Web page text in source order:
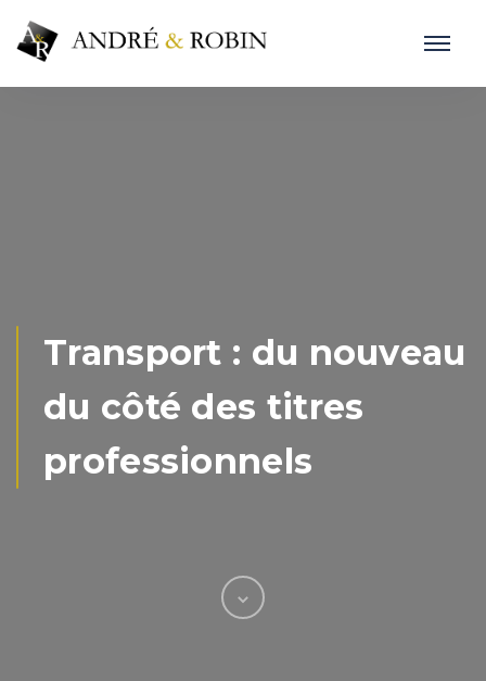
Transport : du nouveau
du côté des titres
professionnels